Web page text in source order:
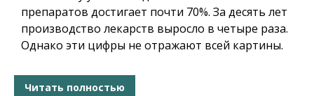
препаратов достигает почти 70%. За десять лет
производство лекарств выросло в четыре раза.
Однако эти цифры не отражают всей картины.
Читать полностью